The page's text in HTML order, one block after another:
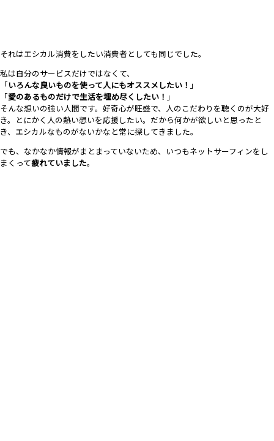
それはエシカル消費をしたい消費者としても同じでした。
私は自分のサービスだけではなくて、
「いろんな良いものを使って人にもオススメしたい！ 」
「愛のあるものだけで生活を埋め尽くしたい！ 」
そんな想いの強い人間です。 好奇心が旺盛で、人のこだわりを聴くのが大好
き。
とにかく人の熱い想いを応援したい。 だから何かが欲しいと思ったと
き、 エシカルなものがないかなと常に探してきました。
でも、なかなか情報がまとまっていないため、 いつもネットサーフィンをし
まくって疲れていました。